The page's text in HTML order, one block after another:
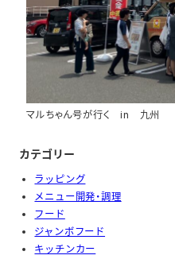
マルちゃん号が行く in 九州
カテゴリー
ラッピング
メニュー開発・調理
フード
ジャンボフード
キッチンカー